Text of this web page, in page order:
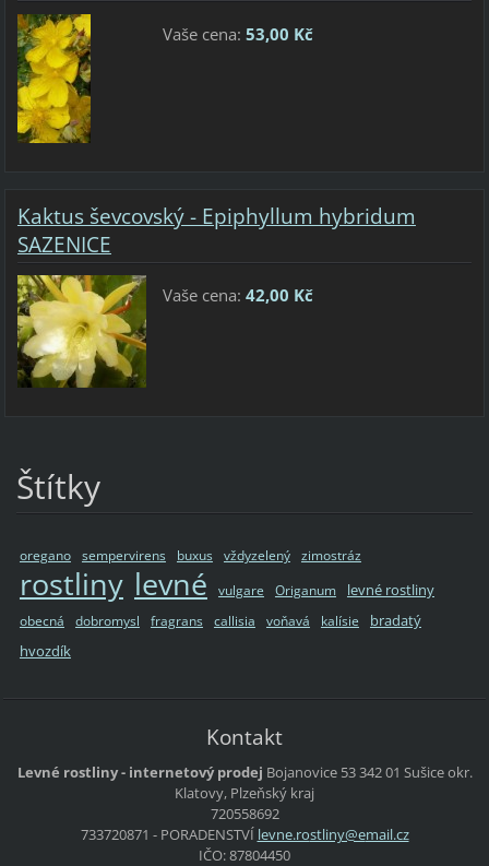
Vaše cena: 53,00 Kč
Kaktus ševcovský - Epiphyllum hybridum
SAZENICE
Vaše cena: 42,00 Kč
Štítky
oregano sempervirens buxus vždyzelený zimostráz
rostliny levné vulgare Origanum levné rostliny
obecná dobromysl fragrans callisia voňavá kalísie
bradatý
hvozdík
Kontakt
Levné rostliny - internetový prodej Bojanovice 53342 01 Sušiceokr.
Klatovy, Plzeňský kraj
720558692
733720871 - PORADENSTVÍ levne.rostliny@email.cz
IČO: 87804450